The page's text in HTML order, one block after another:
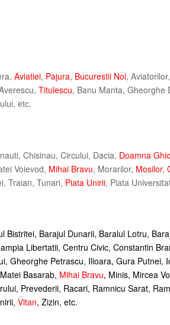
Aviatiei, Pajura, Bucurestii Noi, Aviatorilor,
Titulescu, Banu Manta, Gheorghe
etc.
Chisinau, Circului, Dacia, Doamna
Voievod, Mihai Bravu, Morarilor, Mosilor,
Traian, Tunari, Piata Unirii, Piata
Bistritei, Barajul Dunarii, Baralul Lotru,
Libertatii, Centru Civic, Constantin
Gheorghe Petrascu, Ilioara, Gura
Basarab, Mihai Bravu, Minis, Mircea
Prevederii, Racari, Ramnicu Sarat,
Vitan, Zizin, etc.